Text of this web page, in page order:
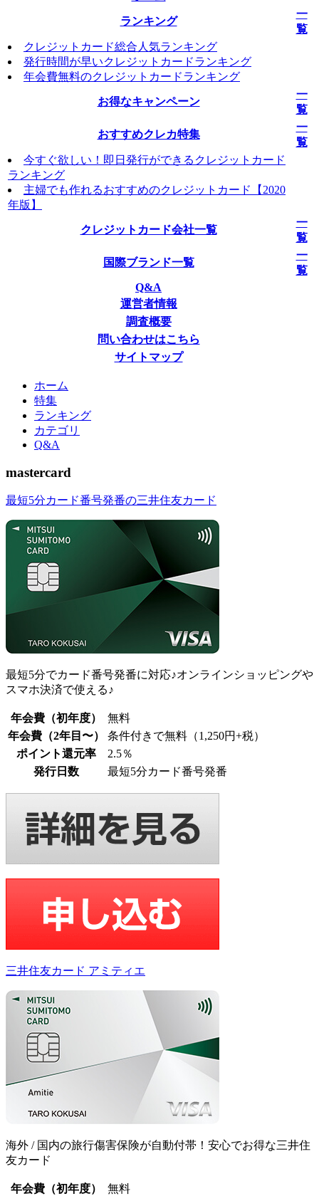
ランキング
一
覧
クレジットカード総合人気ランキング
発行時間が早いクレジットカードランキング
年会費無料のクレジットカードランキング
お得なキャンペーン
一
覧
おすすめクレカ特集
一
覧
今すぐ欲しい！即日発行ができるクレジットカード
ランキング
主婦でも作れるおすすめのクレジットカード【2020
年版】
クレジットカード会社一覧
一
覧
国際ブランド一覧
一
覧
Q&A
運営者情報
調査概要
問い合わせはこちら
サイトマップ
ホーム
特集
ランキング
カテゴリ
Q&A
mastercard
最短5分カード番号発番の三井住友カード
最短5分でカード番号発番に対応♪オンラインショッピングや
スマホ決済で使える♪
年会費（初年度）
無料
年会費（2年目〜）
条件付きで無料（1,250円+税）
ポイント還元率
2.5％
発行日数
最短5分カード番号発番
三井住友カード アミティエ
海外 / 国内の旅行傷害保険が自動付帯！安心でお得な三井住
友カード
年会費（初年度）
無料